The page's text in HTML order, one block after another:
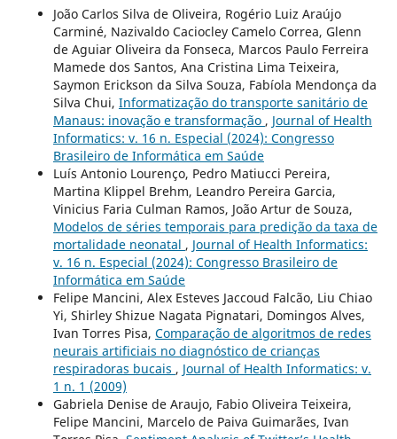
João Carlos Silva de Oliveira, Rogério Luiz Araújo
Carminé, Nazivaldo Caciocley Camelo Correa, Glenn
de Aguiar Oliveira da Fonseca, Marcos Paulo Ferreira
Mamede dos Santos, Ana Cristina Lima Teixeira,
Saymon Erickson da Silva Souza, Fabíola Mendonça da
Silva Chui, Informatização do transporte sanitário de
Manaus: inovação e transformação , Journal of Health
Informatics: v. 16 n. Especial (2024): Congresso
Brasileiro de Informática em Saúde
Luís Antonio Lourenço, Pedro Matiucci Pereira,
Martina Klippel Brehm, Leandro Pereira Garcia,
Vinicius Faria Culman Ramos, João Artur de Souza,
Modelos de séries temporais para predição da taxa de
mortalidade neonatal , Journal of Health Informatics:
v. 16 n. Especial (2024): Congresso Brasileiro de
Informática em Saúde
Felipe Mancini, Alex Esteves Jaccoud Falcão, Liu Chiao
Yi, Shirley Shizue Nagata Pignatari, Domingos Alves,
Ivan Torres Pisa, Comparação de algoritmos de redes
neurais artificiais no diagnóstico de crianças
respiradoras bucais , Journal of Health Informatics: v.
1 n. 1 (2009)
Gabriela Denise de Araujo, Fabio Oliveira Teixeira,
Felipe Mancini, Marcelo de Paiva Guimarães, Ivan